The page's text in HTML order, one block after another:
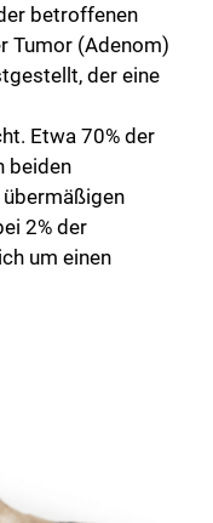
betroffenen
Tumor (Adenom)
der eine
Etwa 70% der
beiden
2% der
um einen